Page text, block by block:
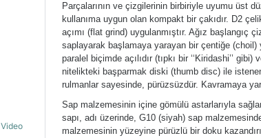
Video
Parçalarının ve çizgilerinin birbiriyle uyumu üst
kullanıma uygun olan kompakt bir çakıdır. D2
açımı (flat grind) uygulanmıştır. Ağız başlangıç
saplayarak başlamaya yarayan bir çentiğe (choil)
paralel biçimde açılıdır (tıpkı bir ‘‘Kiridashi’’
nitelikteki başparmak diski (thumb disc) ile
rulmanlar sayesinde, pürüzsüzdür. Kavramaya
Sap malzemesinin içine gömülü astarlarıyla
sapı, adı üzerinde, G10 (siyah) sap
malzemesinin yüzeyine pürüzlü bir doku